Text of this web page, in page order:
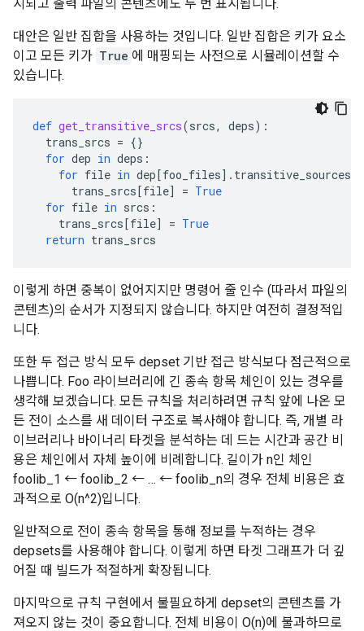
시되고 출력 파일의 콘텐츠에도 두 번 표시됩니다.
대안은 일반 집합을 사용하는 것입니다. 일반 집합은 키가 요소
이고 모든 키가 True 에 매핑되는 사전으로 시뮬레이션할 수
있습니다.
def get_transitive_srcs(srcs, deps):
trans_srcs = {}
for dep in deps :
for file in dep[foo_files] . transitive_sources
trans_srcs[file] = True
for file in srcs :
trans_srcs[file] = True
return trans_srcs
이렇게 하면 중복이 없어지지만 명령어 줄 인수 (따라서 파일의
콘텐츠)의 순서가 지정되지 않습니다. 하지만 여전히 결정적입
니다.
또한 두 접근 방식 모두 depset 기반 접근 방식보다 점근적으로
나쁩니다. Foo 라이브러리에 긴 종속 항목 체인이 있는 경우를
생각해 보겠습니다. 모든 규칙을 처리하려면 규칙 앞에 나온 모
든 전이 소스를 새 데이터 구조로 복사해야 합니다. 즉, 개별 라
이브러리나 바이너리 타겟을 분석하는 데 드는 시간과 공간 비
용은 체인에서 자체 높이에 비례합니다. 길이가 n인 체인
foolib_1 ← foolib_2 ← … ← foolib_n의 경우 전체 비용은 효
과적으로 O(n^2)입니다.
일반적으로 전이 종속 항목을 통해 정보를 누적하는 경우
depsets를 사용해야 합니다. 이렇게 하면 타겟 그래프가 더 깊
어질 때 빌드가 적절하게 확장됩니다.
마지막으로 규칙 구현에서 불필요하게 depset의 콘텐츠를 가
져오지 않는 것이 중요합니다. 전체 비용이 O(n)에 불과하므로